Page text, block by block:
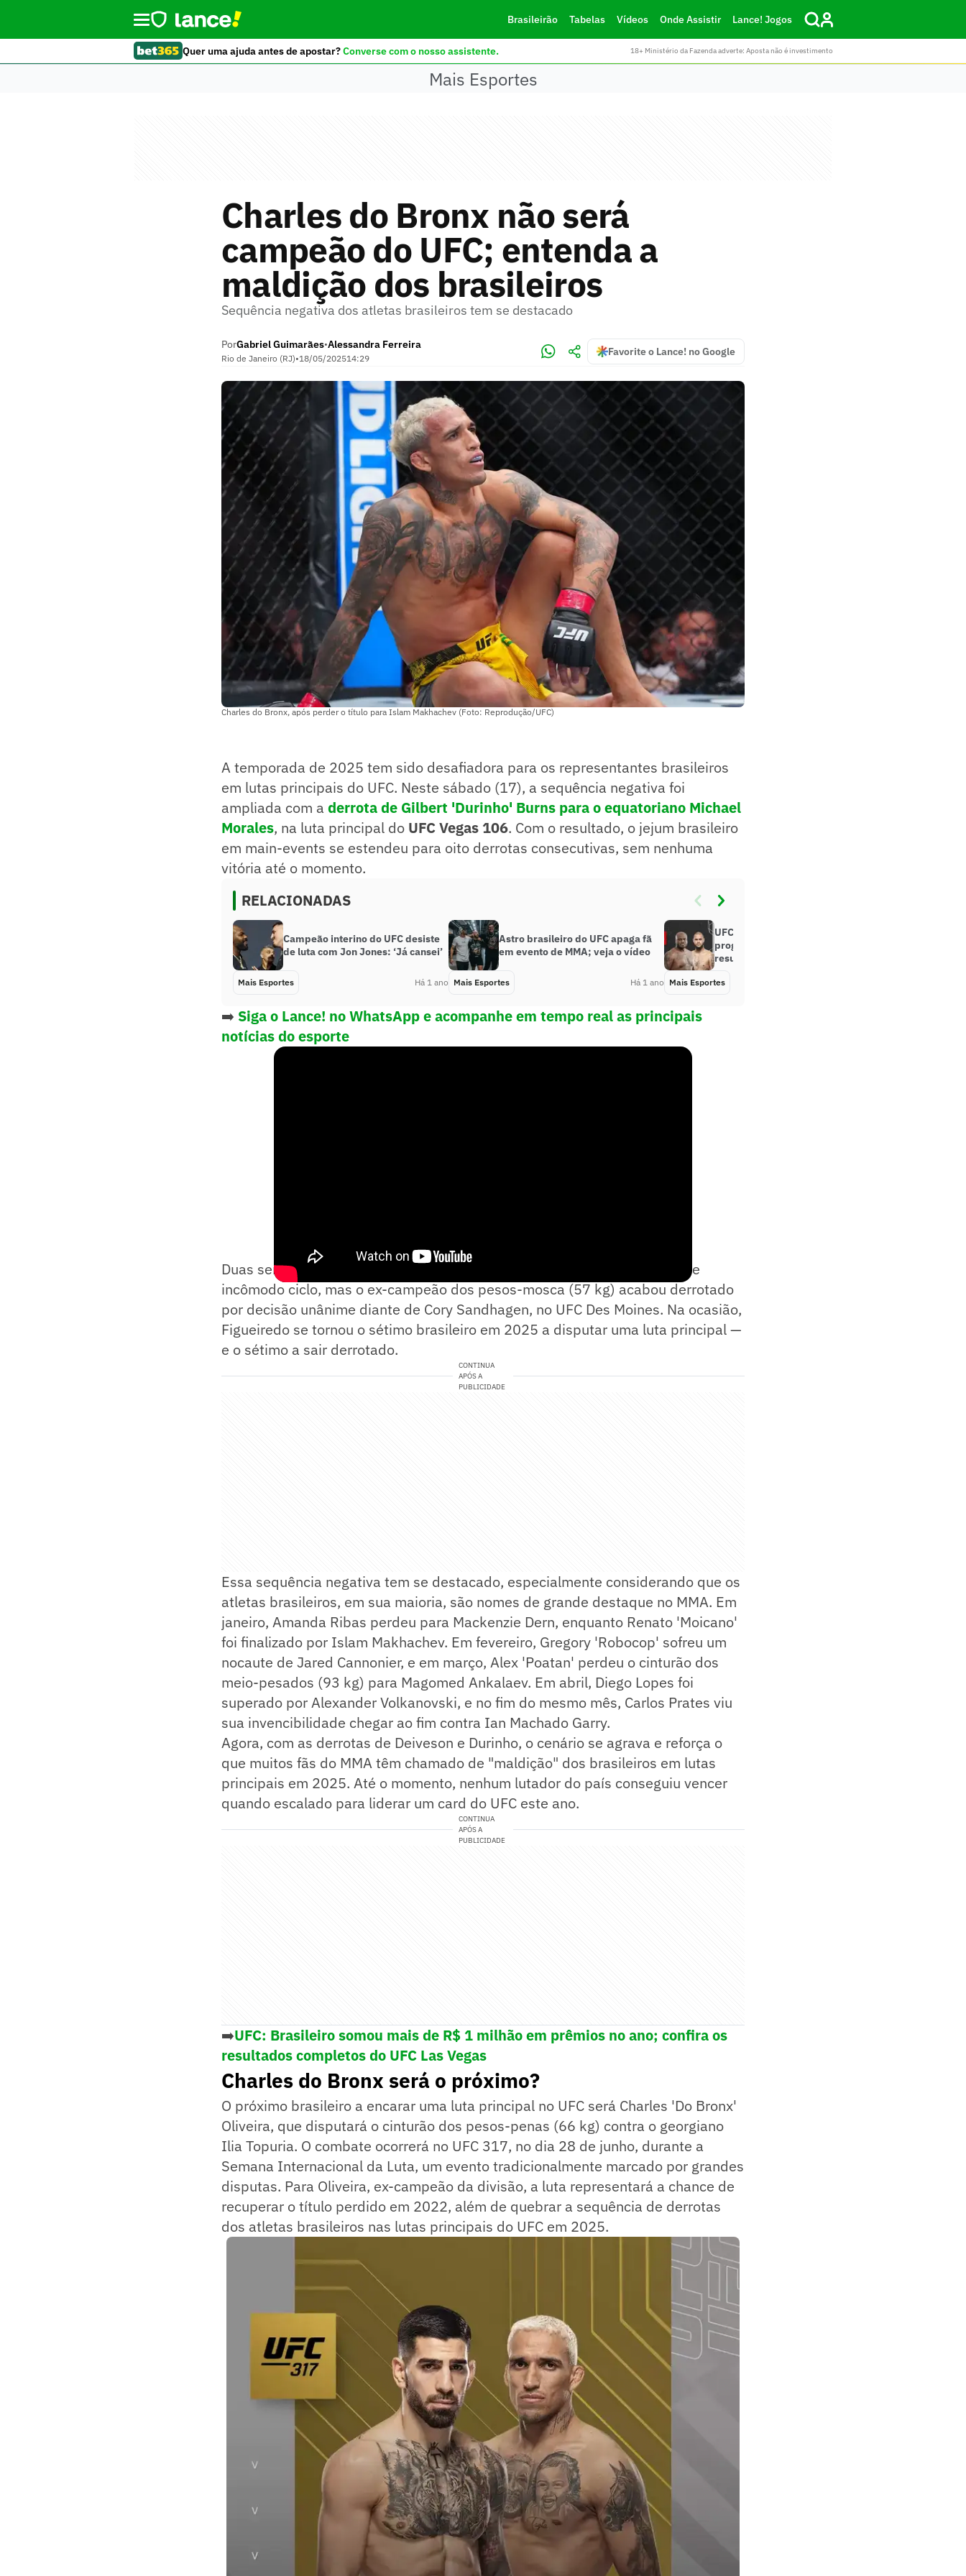
Brasileirão Tabelas Vídeos Onde Assistir Lance! Jogos
Quer uma ajuda antes de apostar?Converse com o nosso assistente. 18+ Ministério da Fazenda adverte: Aposta não é investimento
Mais Esportes
Charles do Bronx não será
campeão do UFC; entenda a
maldição dos brasileiros
Sequência negativa dos atletas brasileiros tem se destacado
PorGabriel Guimarães•Alessandra Ferreira
Rio de Janeiro (RJ)•18/05/202514:29
Favorite o Lance! no Google
Charles do Bronx, após perder o título para Islam Makhachev (Foto: Reprodução/UFC)
A temporada de 2025 tem sido desafiadora para os representantes brasileiros
em lutas principais do UFC. Neste sábado (17), a sequência negativa foi
ampliada com a derrota de Gilbert 'Durinho' Burns para o equatoriano Michael
Morales, na luta principal do UFC Vegas 106. Com o resultado, o jejum brasileiro
em main-events se estendeu para oito derrotas consecutivas, sem nenhuma
vitória até o momento.
RELACIONADAS
Campeão interino do UFC desiste
de luta com Jon Jones: ‘Já cansei’
Mais Esportes Há 1 ano
Astro brasileiro do UFC apaga fã
em evento de MMA; veja o vídeo
Mais Esportes Há 1 ano
UFC 2025: calendário,
programação completa e todos os
resultados
Mais Esportes
➡️ Siga o Lance! no WhatsApp e acompanhe em tempo real as principais
notícias do esporte
Duas semanas antes, foi a vez de Deiveson Figueiredo tentar quebrar esse
incômodo ciclo, mas o ex-campeão dos pesos-mosca (57 kg) acabou derrotado
por decisão unânime diante de Cory Sandhagen, no UFC Des Moines. Na ocasião,
Figueiredo se tornou o sétimo brasileiro em 2025 a disputar uma luta principal —
e o sétimo a sair derrotado.
CONTINUA
APÓS A
PUBLICIDADE
Essa sequência negativa tem se destacado, especialmente considerando que os
atletas brasileiros, em sua maioria, são nomes de grande destaque no MMA. Em
janeiro, Amanda Ribas perdeu para Mackenzie Dern, enquanto Renato 'Moicano'
foi finalizado por Islam Makhachev. Em fevereiro, Gregory 'Robocop' sofreu um
nocaute de Jared Cannonier, e em março, Alex 'Poatan' perdeu o cinturão dos
meio-pesados (93 kg) para Magomed Ankalaev. Em abril, Diego Lopes foi
superado por Alexander Volkanovski, e no fim do mesmo mês, Carlos Prates viu
sua invencibilidade chegar ao fim contra Ian Machado Garry.
Agora, com as derrotas de Deiveson e Durinho, o cenário se agrava e reforça o
que muitos fãs do MMA têm chamado de "maldição" dos brasileiros em lutas
principais em 2025. Até o momento, nenhum lutador do país conseguiu vencer
quando escalado para liderar um card do UFC este ano.
CONTINUA
APÓS A
PUBLICIDADE
➡️UFC: Brasileiro somou mais de R$ 1 milhão em prêmios no ano; confira os
resultados completos do UFC Las Vegas
Charles do Bronx será o próximo?
O próximo brasileiro a encarar uma luta principal no UFC será Charles 'Do Bronx'
Oliveira, que disputará o cinturão dos pesos-penas (66 kg) contra o georgiano
Ilia Topuria. O combate ocorrerá no UFC 317, no dia 28 de junho, durante a
Semana Internacional da Luta, um evento tradicionalmente marcado por grandes
disputas. Para Oliveira, ex-campeão da divisão, a luta representará a chance de
recuperar o título perdido em 2022, além de quebrar a sequência de derrotas
dos atletas brasileiros nas lutas principais do UFC em 2025.